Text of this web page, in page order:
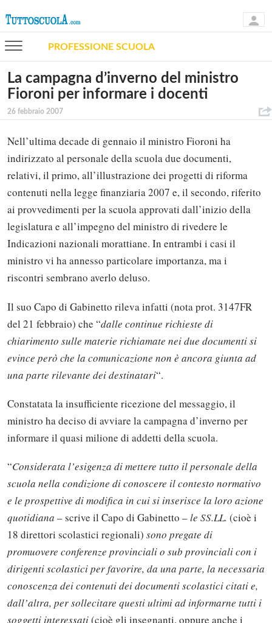
PROFESSIONE SCUOLA
La campagna d’inverno del ministro
Fioroni per informare i docenti
26 febbraio 2007
Nell’ultima decade di gennaio il ministro Fioroni ha
indirizzato al personale della scuola due documenti,
relativi, il primo, all’illustrazione dei progetti di riforma
contenuti nella legge finanziaria 2007 e, il secondo, riferito
ai provvedimenti per la scuola approvati dall’inizio della
legislatura e all’impegno del ministro di rivedere le
Indicazioni nazionali morattiane. In entrambi i casi il
ministro vi ha annesso particolare importanza, ma i
riscontri sembrano averlo deluso.
Il suo Capo di Gabinetto rileva infatti (nota prot. 3147FR
del 21 febbraio) che “dalle continue richieste di
chiarimento sulle materie richiamate nei due documenti si
evince però che la comunicazione non è ancora giunta ad
una parte rilevante dei destinatari“.
Constatata la insufficiente ricezione del messaggio, il
ministro ha deciso di avviare la campagna d’inverno per
informare il quasi milione di addetti della scuola.
“Considerata l’esigenza di mettere tutto il personale della
scuola nella condizione di conoscere il contesto normativo
e le prospettive di modifica in cui si inserisce la loro azione
quotidiana – scrive il Capo di Gabinetto –le SS.LL. (cioè i
18 direttori scolastici regionali) sono pregate di
promuovere conferenze provinciali o sub provinciali con i
dirigenti scolastici per favorire, da una parte, la necessaria
conoscenza dei contenuti dei documenti scolastici citati e,
dall’altra, per sollecitare questi ultimi ad informarne tutti i
soggetti interessati(cioè gli insegnanti, oppure anche i